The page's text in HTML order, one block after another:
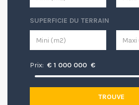
SUPERFICIE DU TERRAIN
Prix: € 1 000 000 €
TROUVE